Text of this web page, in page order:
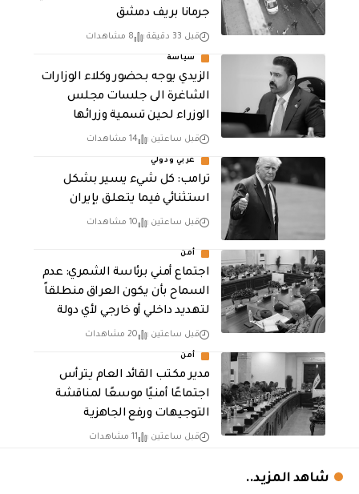
جرمانا بريف دمشق
قبل 33 دقيقة 8 مشاهدات
سياسة
الزيدي يوجه بحضور وكلاء الوزارات
الشاغرة الى جلسات مجلس
الوزراء لحين تسمية وزرائها
قبل ساعتين 14 مشاهدات
عربي ودولي
ترامب: كل شيء يسير بشكل
استثنائي فيما يتعلق بإيران
قبل ساعتين 10 مشاهدات
أمن
اجتماع أمني برئاسة الشمري: عدم
السماح بأن يكون العراق منطلقاً
لتهديد داخلي أو خارجي لأي دولة
قبل ساعتين 20 مشاهدات
أمن
مدير مكتب القائد العام يترأس
اجتماعًا أمنيًا موسعًا لمناقشة
التوجيهات ورفع الجاهزية
قبل ساعتين 11 مشاهدات
شاهد المزيد..